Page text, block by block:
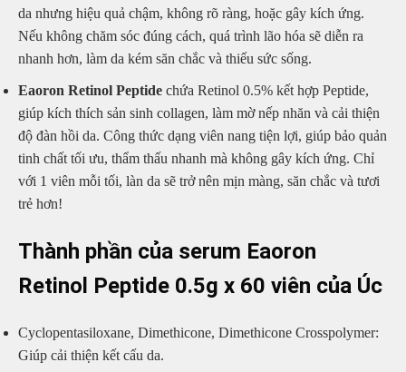
da nhưng hiệu quả chậm, không rõ ràng, hoặc gây kích ứng.
Nếu không chăm sóc đúng cách, quá trình lão hóa sẽ diễn ra
nhanh hơn, làm da kém săn chắc và thiếu sức sống.
Eaoron Retinol Peptide chứa Retinol 0.5% kết hợp Peptide,
giúp kích thích sản sinh collagen, làm mờ nếp nhăn và cải thiện
độ đàn hồi da. Công thức dạng viên nang tiện lợi, giúp bảo quản
tinh chất tối ưu, thẩm thấu nhanh mà không gây kích ứng. Chỉ
với 1 viên mỗi tối, làn da sẽ trở nên mịn màng, săn chắc và tươi
trẻ hơn!
Thành phần của serum Eaoron
Retinol Peptide 0.5g x 60 viên của Úc
Cyclopentasiloxane, Dimethicone, Dimethicone Crosspolymer:
Giúp cải thiện kết cấu da.